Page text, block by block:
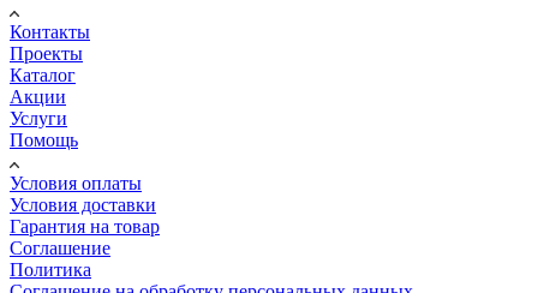
Контакты
Проекты
Каталог
Акции
Услуги
Помощь
Условия оплаты
Условия доставки
Гарантия на товар
Соглашение
Политика